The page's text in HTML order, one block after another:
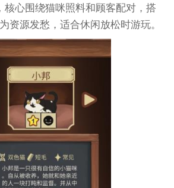
核心围绕猫咪照料和顾客配对，搭
资源发愁，适合休闲放松时游玩。